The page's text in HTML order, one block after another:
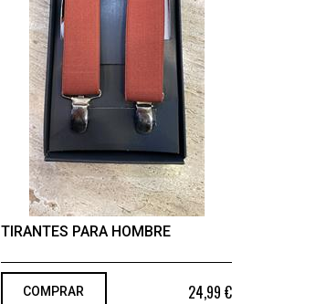
TIRANTES PARA HOMBRE
COMPRAR 24,99 €